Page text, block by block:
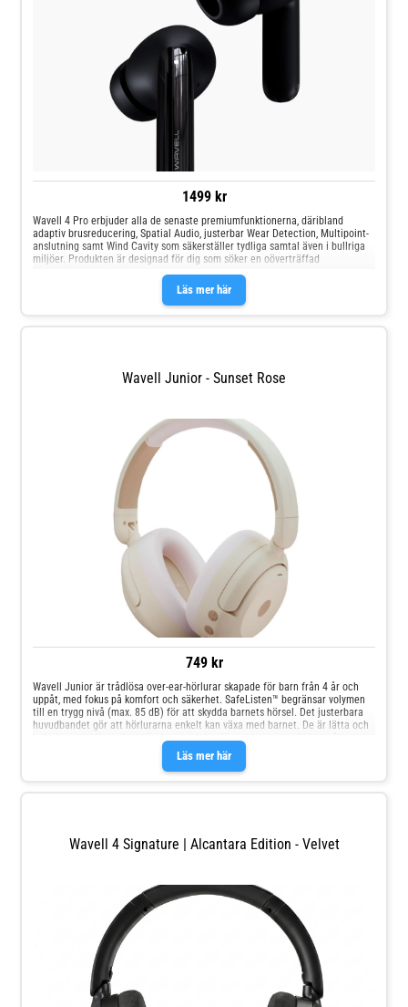
1499 kr
Läs mer här
Wavell 4 Pro erbjuder alla de senaste premiumfunktionerna, däribland
adaptiv brusreducering, Spatial Audio, justerbar Wear Detection, Multipoint-
anslutning samt Wind Cavity som säkerställer tydliga samtal även i bullriga
miljöer. Produkten är designad för dig som söker en oöverträffad
ljudupplevelse utan kompromisser.
Wavell Junior - Sunset Rose
749 kr
Läs mer här
Wavell Junior är trådlösa over-ear-hörlurar skapade för barn från 4 år och
uppåt, med fokus på komfort och säkerhet. SafeListen™ begränsar volymen
till en trygg nivå (max. 85 dB) för att skydda barnets hörsel. Det justerbara
huvudbandet gör att hörlurarna enkelt kan växa med barnet. De är lätta och
bekväma att bära, vilket gör dem perfekta för vardagen – i skolan, på resan
eller hemma. Med lång batteritid och klar ljudkvalitet passar de lika bra för
musik som för spel och lärande.Wavell Junior är det perfekta valet om du vill
ha trygga, hållbara och bekväma hörlurar till ditt barn.
Wavell 4 Signature | Alcantara Edition - Velvet